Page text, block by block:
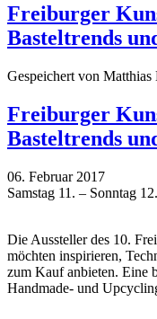
Freiburger
Basteltrends
Gespeichert von Matthias
Freiburger
Basteltrends
06. Februar 2017
Samstag 11. – Sonntag
Die Aussteller des 10.
möchten inspirieren,
zum Kauf anbieten. Eine
Handmade- und